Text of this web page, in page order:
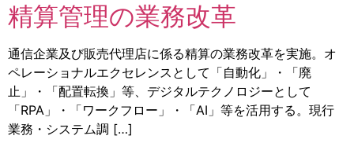
精算管理の業務改革
通信企業及び販売代理店に係る精算の業務改革を実施。オ
ペレーショナルエクセレンスとして「自動化」・「廃
止」・「配置転換」等、デジタルテクノロジーとして
「RPA」・「ワークフロー」・「AI」等を活用する。現行
業務・システム調 […]